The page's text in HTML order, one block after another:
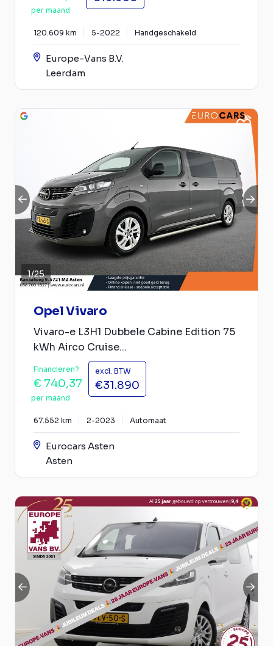
per maand
120.609 km 5-2022 Handgeschakeld
Europe-Vans B.V.
Leerdam
1/25
Opel Vivaro
Vivaro-e L3H1 Dubbele Cabine Edition 75
kWh Airco Cruise...
Financieren?
€ 740,37
per maand
excl. BTW
€31.890
67.552 km 2-2023 Automaat
Eurocars Asten
Asten